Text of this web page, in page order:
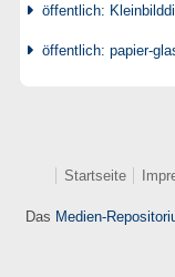
öffentlich:
öffentlich: papier-
Startseite
Das Medien-